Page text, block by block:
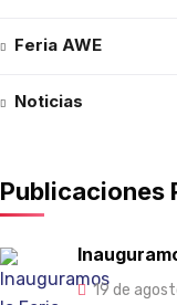
Feria AWE
Noticias
Publicaciones
19 de